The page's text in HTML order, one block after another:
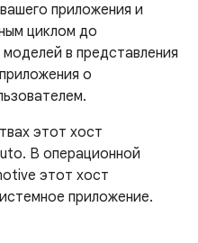
приложения и
циклом до
в представления
о
этот хост
В операционной
этот хост
приложение.